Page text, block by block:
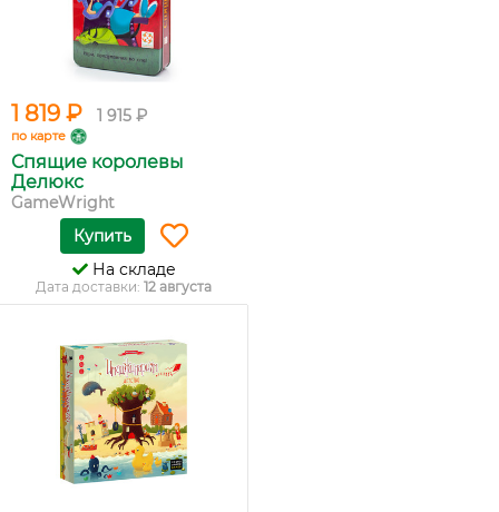
1 819 ₽ 1 915 ₽
по карте
Спящие королевы
Делюкс
GameWright
Купить
На складе
Дата доставки: 12 августа